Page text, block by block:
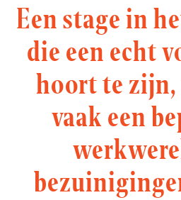
Een stage in
die een echt
hoort te
vaak een